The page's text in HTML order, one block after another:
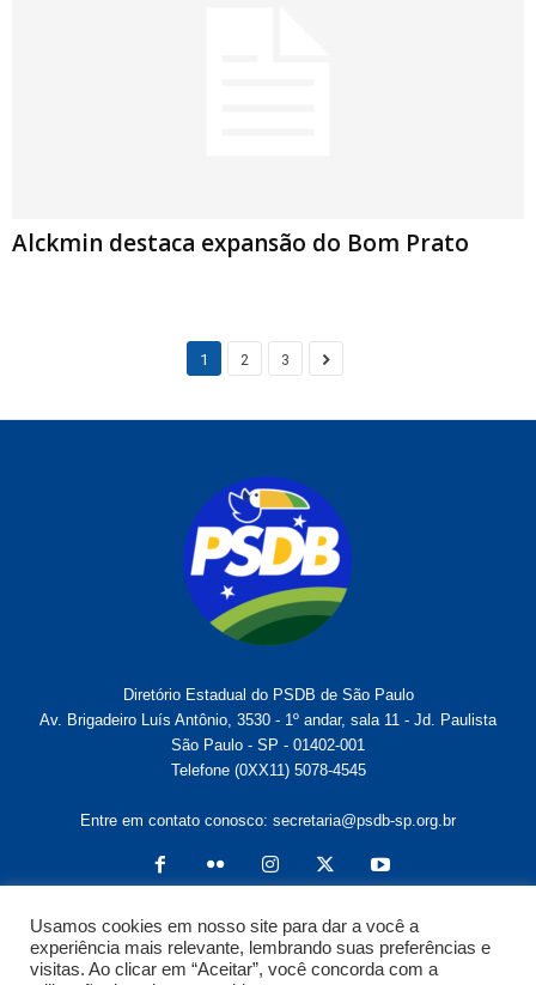
Alckmin destaca expansão do Bom Prato
1 2 3
Diretório Estadual do PSDB de São Paulo
Av. Brigadeiro Luís Antônio, 3530 - 1º andar, sala 11 - Jd. Paulista
São Paulo - SP - 01402-001
Telefone (0XX11) 5078-4545
Entre em contato conosco: secretaria@psdb-sp.org.br
Usamos cookies em nosso site para dar a você a
experiência mais relevante, lembrando suas preferências e
visitas. Ao clicar em “Aceitar”, você concorda com a